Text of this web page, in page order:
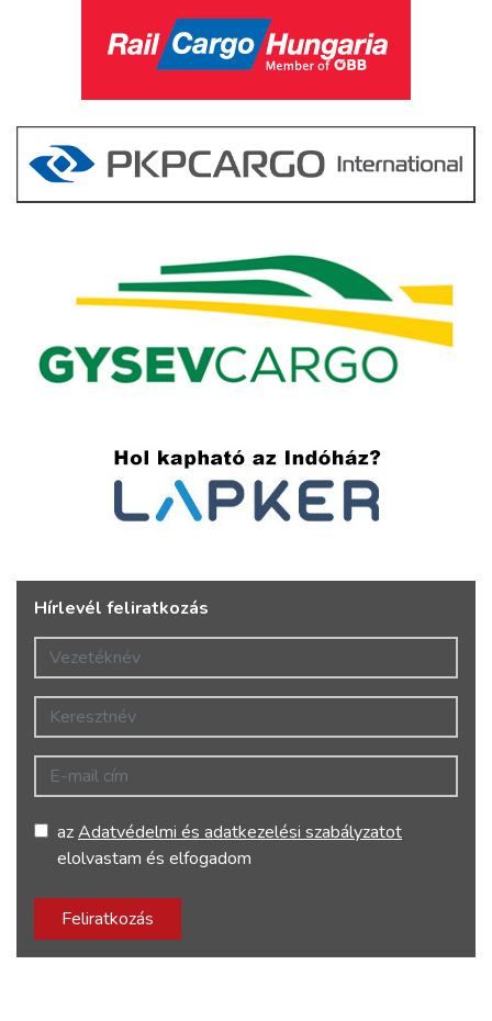
Hírlevél feliratkozás
Vezetéknév
Keresztnév
E-mail cím
azAdatvédelmi és adatkezelési szabályzatot
elolvastam és elfogadom
Feliratkozás